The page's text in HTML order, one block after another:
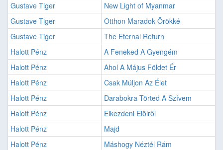
Gustave Tiger
New Light of Myanmar
Gustave Tiger
Otthon Maradok Örökké
Gustave Tiger
The Eternal Return
Halott Pénz
A Feneked A Gyengém
Halott Pénz
Ahol A Május Földet Ér
Halott Pénz
Csak Múljon Az Élet
Halott Pénz
Darabokra Törted A Szívem
Halott Pénz
Elkezdeni Elölről
Halott Pénz
Majd
Halott Pénz
Máshogy Néztél Rám